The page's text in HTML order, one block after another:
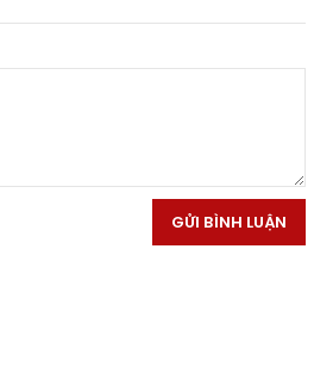
GỬI BÌNH LUẬN